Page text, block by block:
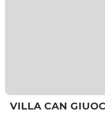
VILLA CAN